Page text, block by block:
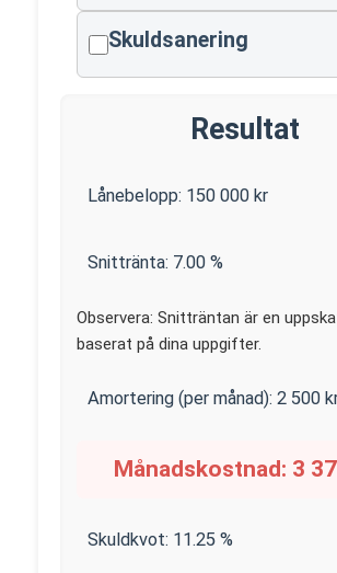
Skuldsanering
Resultat
Lånebelopp: 150 000 kr
Snittränta: 7.00 %
Observera: Snitträntan är en
baserat på dina uppgifter.
Amortering (per månad): 2 500
Månadskostnad: 3
Skuldkvot: 11.25 %